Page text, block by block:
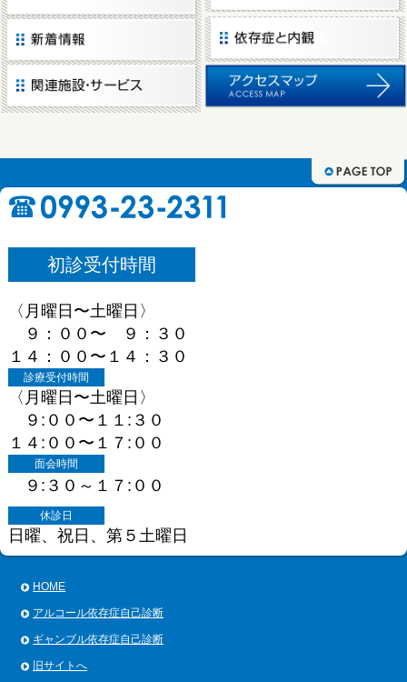
初診受付時間
〈月曜日〜土曜日〉
９：００〜 ９：３０
１４：００〜１４：３０
診療受付時間
〈月曜日〜土曜日〉
９:００〜１１:３０
１４:００〜１７:００
面会時間
９:３０～１７:００
休診日
日曜、祝日、第５土曜日
HOME
アルコール依存症自己診断
ギャンブル依存症自己診断
旧サイトへ